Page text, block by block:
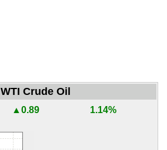
WTI Crude Oil
▲0.89 1.14%